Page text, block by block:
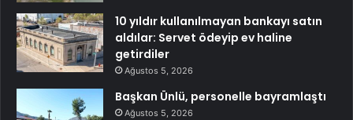
10 yıldır kullanılmayan bankayı satın
aldılar: Servet ödeyip ev haline
getirdiler
Ağustos 5, 2026
Başkan Ünlü, personelle bayramlaştı
Ağustos 5, 2026